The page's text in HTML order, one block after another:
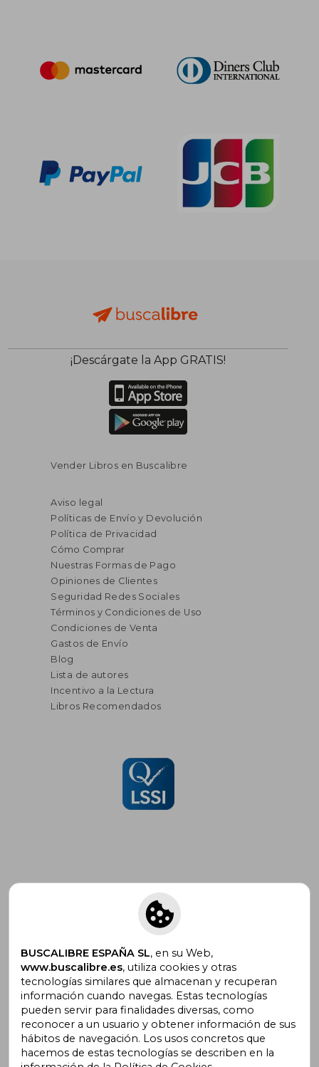
¡Descárgate la App GRATIS!
Vender Libros en Buscalibre
Aviso legal
Políticas de Envío y Devolución
Política de Privacidad
Cómo Comprar
Nuestras Formas de Pago
Opiniones de Clientes
Seguridad Redes Sociales
Términos y Condiciones de Uso
Condiciones de Venta
Gastos de Envío
Blog
Lista de autores
Incentivo a la Lectura
Libros Recomendados
Suscríbete para recibir ofertas y
promociones
¿Necesitas ayuda?
Ir a Centro de Soporte
BUSCALIBRE ESPAÑA SL, en su Web,
www.buscalibre.es, utiliza cookies y otras
tecnologías similares que almacenan y recuperan
información cuando navegas. Estas tecnologías
pueden servir para finalidades diversas, como
reconocer a un usuario y obtener información de sus
hábitos de navegación. Los usos concretos que
hacemos de estas tecnologías se describen en la